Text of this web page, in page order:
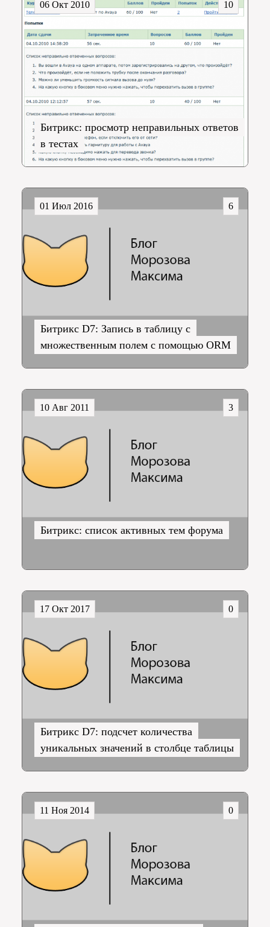
Битрикс: просмотр неправильных ответов
в тестах
10
06 Окт 2010
Битрикс D7: Запись в таблицу с
множественным полем с помощью ORM
6
01 Июл 2016
Битрикс: список активных тем форума
3
10 Авг 2011
Битрикс D7: подсчет количества
уникальных значений в столбце таблицы
0
17 Окт 2017
0
11 Ноя 2014